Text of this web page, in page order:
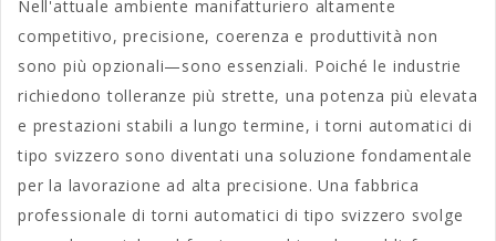
Nell'attuale ambiente manifatturiero altamente
competitivo, precisione, coerenza e produttività non
sono più opzionali—sono essenziali. Poiché le industrie
richiedono tolleranze più strette, una potenza più elevata
e prestazioni stabili a lungo termine, i torni automatici di
tipo svizzero sono diventati una soluzione fondamentale
per la lavorazione ad alta precisione. Una fabbrica
professionale di torni automatici di tipo svizzero svolge